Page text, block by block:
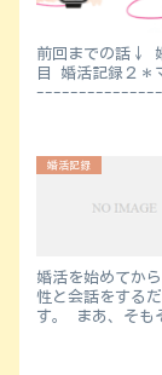
前回までの話↓ 婚活記録２＊マッチングアプリで出会った人一人
目 婚活記録２＊マッチングアプリで出会った人一人目 ② ------
婚活記録
婚活を始めてか
性と会話をする
す。 まあ、そも